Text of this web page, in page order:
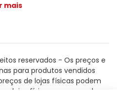
mais
reservados - Os preços e
para produtos vendidos
de lojas físicas podem
lojas físicas, apenas pelo